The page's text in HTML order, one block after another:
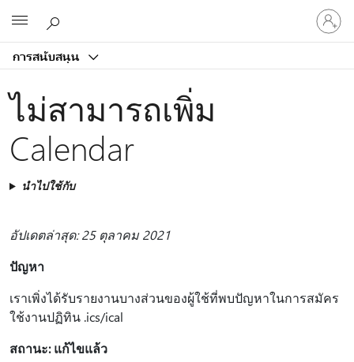
การสนับสนุน
ลงชื่อ
เข้า
บัญชี
ไม่สามารถเพิ่ม
Calendar
นำไปใช้กับ
อัปเดตล่าสุด: 25 ตุลาคม 2021
ปัญหา
เราเพิ่งได้รับรายงานบางส่วนของผู้ใช้ที่พบปัญหาในการสมัคร
ใช้งานปฏิทิน .ics/ical
สถานะ: แก้ไขแล้ว